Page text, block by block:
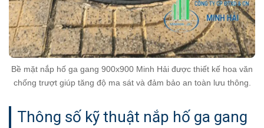
Bề mặt nắp hố ga gang 900x900 Minh Hải được thiết kế hoa văn
chống trượt giúp tăng độ ma sát và đảm bảo an toàn lưu thông.
Thông số kỹ thuật nắp hố ga gang